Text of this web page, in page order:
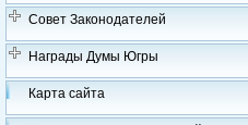
Совет Законодателей
Награды Думы Югры
Карта сайта